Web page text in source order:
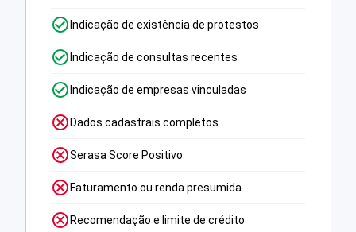
Indicação de existência de protestos
Indicação de consultas recentes
Indicação de empresas vinculadas
Dados cadastrais completos
Serasa Score Positivo
Faturamento ou renda presumida
Recomendação e limite de crédito